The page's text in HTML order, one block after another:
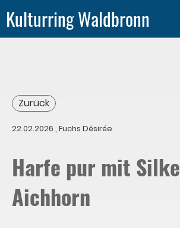
Kulturring Waldbronn
Zurück
22.02.2026 , Fuchs Désirée
Harfe pur mit Silke
Aichhorn